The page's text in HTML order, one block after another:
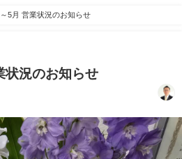
5月 営業状況のお知らせ
状況のお知らせ